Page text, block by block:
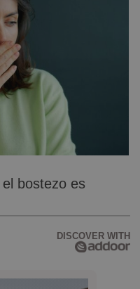
bostezo es
DISCOVER WITH